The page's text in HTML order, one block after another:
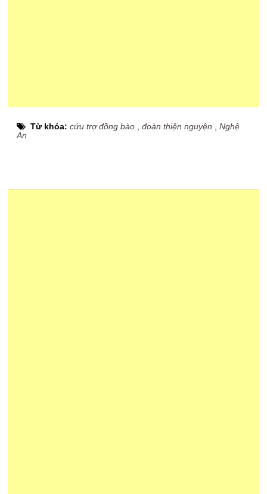
Từ khóa:cứu trợ đồng bào ,đoàn thiện nguyện ,Nghệ
An